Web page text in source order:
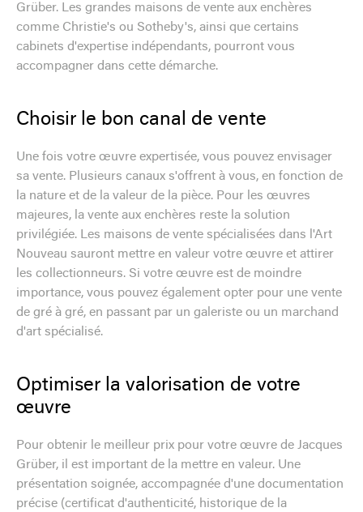
Grüber. Les grandes maisons de vente aux enchères
comme Christie's ou Sotheby's, ainsi que certains
cabinets d'expertise indépendants, pourront vous
accompagner dans cette démarche.
Choisir le bon canal de vente
Une fois votre œuvre expertisée, vous pouvez envisager
sa vente. Plusieurs canaux s'offrent à vous, en fonction de
la nature et de la valeur de la pièce. Pour les œuvres
majeures, la vente aux enchères reste la solution
privilégiée. Les maisons de vente spécialisées dans l'Art
Nouveau sauront mettre en valeur votre œuvre et attirer
les collectionneurs. Si votre œuvre est de moindre
importance, vous pouvez également opter pour une vente
de gré à gré, en passant par un galeriste ou un marchand
d'art spécialisé.
Optimiser la valorisation de votre
œuvre
Pour obtenir le meilleur prix pour votre œuvre de Jacques
Grüber, il est important de la mettre en valeur. Une
présentation soignée, accompagnée d'une documentation
précise (certificat d'authenticité, historique de la